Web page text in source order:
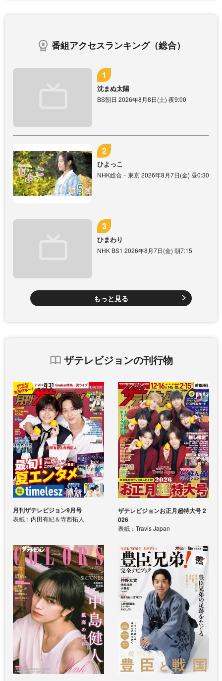
番組アクセスランキング（総合）
沈まぬ太陽
BS朝日 2026年8月8日(土) 夜9:00
ひよっこ
NHK総合・東京 2026年8月7日(金) 昼0:30
ひまわり
NHK BS1 2026年8月7日(金) 朝7:15
もっと見る
ザテレビジョンの刊行物
月刊ザテレビジョン9月号
表紙：内田有紀＆寺西拓人
ザテレビジョンお正月超特大号 2
026
表紙：Travis Japan